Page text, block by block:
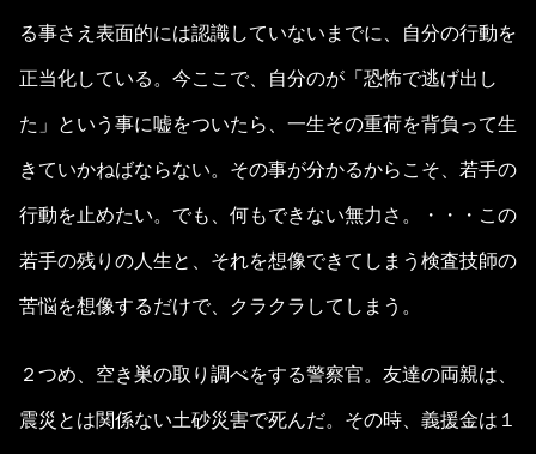
る事さえ表面的には認識していないまでに、自分の行動を
正当化している。今ここで、自分のが「恐怖で逃げ出し
た」という事に嘘をついたら、一生その重荷を背負って生
きていかねばならない。その事が分かるからこそ、若手の
行動を止めたい。でも、何もできない無力さ。・・・この
若手の残りの人生と、それを想像できてしまう検査技師の
苦悩を想像するだけで、クラクラしてしまう。
２つめ、空き巣の取り調べをする警察官。友達の両親は、
震災とは関係ない土砂災害で死んだ。その時、義援金は１